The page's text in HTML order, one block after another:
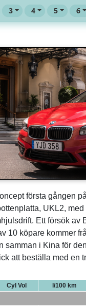
3 4 5 6
första gången
UKL2,
Ett försök
10 köpare kommer
samman i Kina för
att beställa med en
Cyl Vol l/100 km